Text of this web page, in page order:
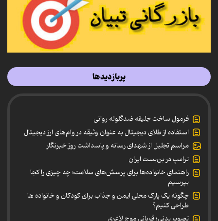
پربازدیدها
فرمول ساخت جلیقه ضدگلوله روانی
استفاده از طلای دیجیتال به عنوان وثیقه در وام‌های ارز دیجیتال
مراسم تجلیل از شهدای رسانه و پاسداشت روز خبرنگار
ترامپ در بن‌بست ایران
راهنمای خانواده‌ها برای پرسش‌های سلامت؛ چه چیزی را کجا
بپرسیم
چگونه یک پارک محلی ایمن و جذاب برای کودکان و خانواده ها
طراحی کنیم؟
تصویر بدنی؛ قربانی موج لاغری